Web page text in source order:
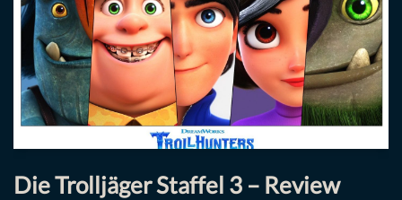
Die Trolljäger Staffel 3 – Review